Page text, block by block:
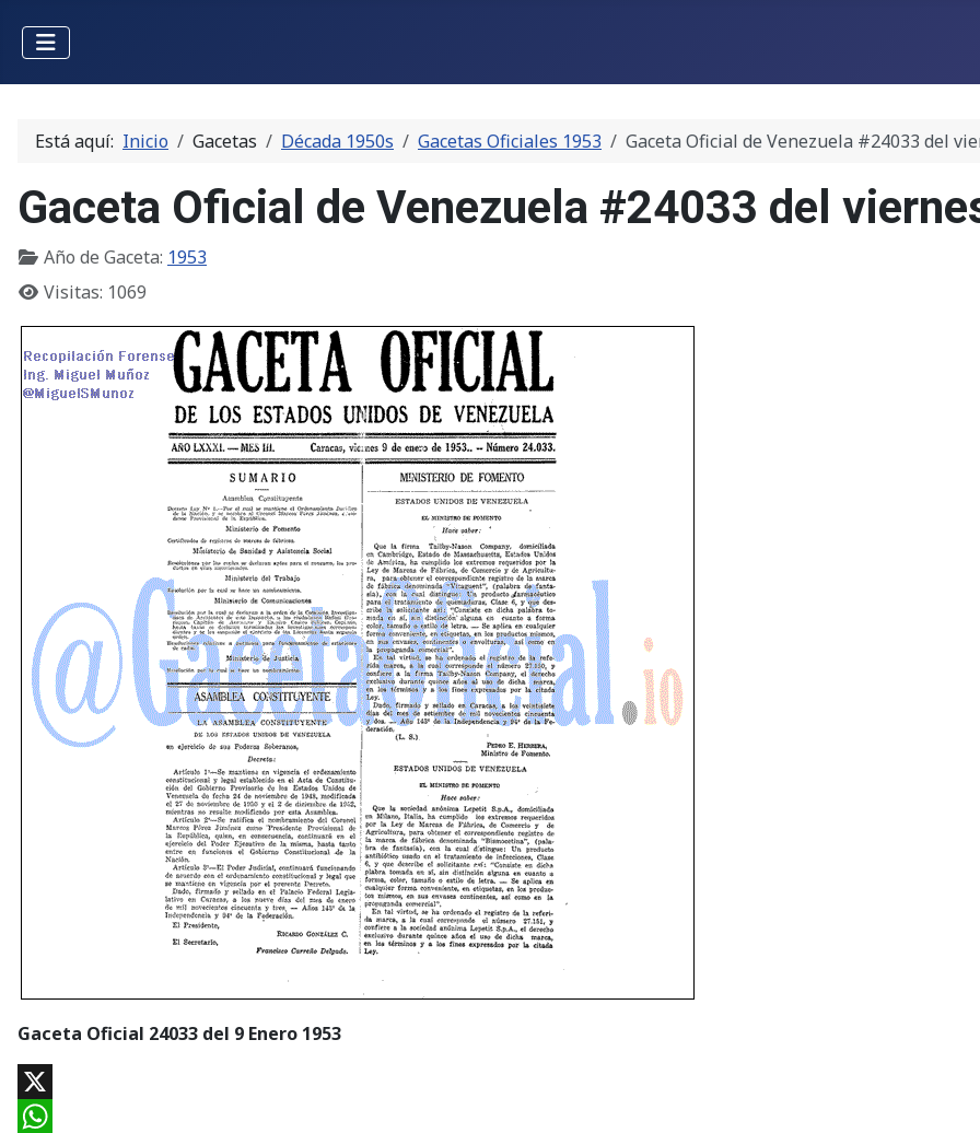
Está aquí: Inicio Gacetas Década 1950s Gacetas Oficiales 1953 Gaceta Oficial de Venezuela #24033 del
Gaceta Oficial de Venezuela #24033 del
Año de Gaceta: 1953
Visitas: 1069
Gaceta Oficial 24033 del 9 Enero 1953
X